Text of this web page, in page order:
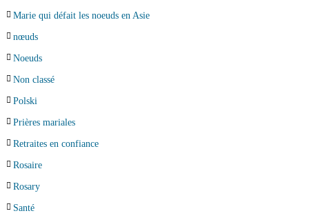
Marie qui défait les noeuds en Asie
nœuds
Noeuds
Non classé
Polski
Prières mariales
Retraites en confiance
Rosaire
Rosary
Santé